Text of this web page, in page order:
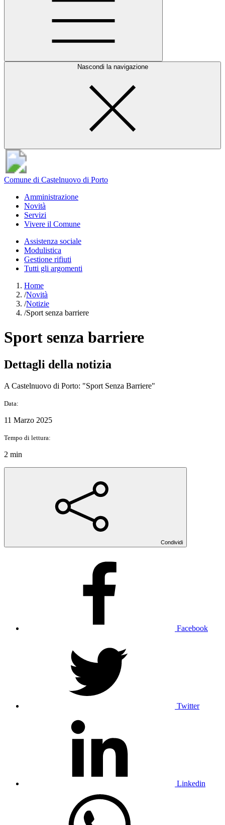
Nascondi la navigazione
Comune di Castelnuovo di Porto
Amministrazione
Novità
Servizi
Vivere il Comune
Assistenza sociale
Modulistica
Gestione rifiuti
Tutti gli argomenti
Home
/Novità
/Notizie
/Sport senza barriere
Sport senza barriere
Dettagli della notizia
A Castelnuovo di Porto: "Sport Senza Barriere"
Data:
11 Marzo 2025
Tempo di lettura:
2 min
Condividi
Facebook
Twitter
Linkedin